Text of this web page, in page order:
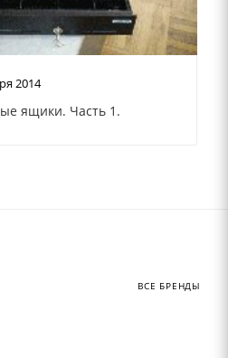
2014
ящики. Часть 1.
ВСЕ БРЕНДЫ